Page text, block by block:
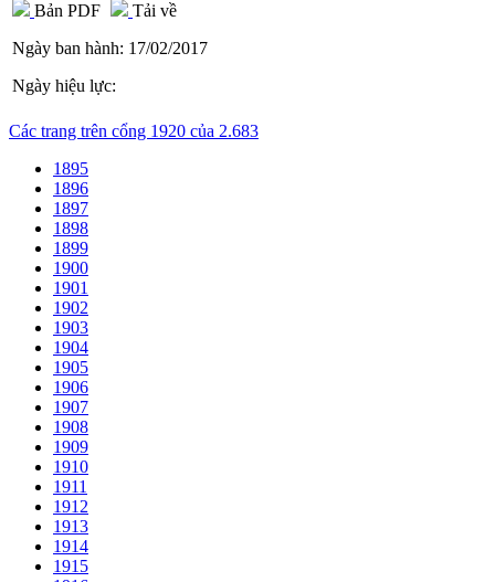
Bản PDF
Tải về
Ngày ban hành: 17/02/2017
Ngày hiệu lực:
Các trang trên cổng 1920 của 2.683
1895
1896
1897
1898
1899
1900
1901
1902
1903
1904
1905
1906
1907
1908
1909
1910
1911
1912
1913
1914
1915